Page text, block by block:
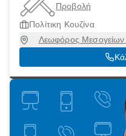
Προβολή
Πολίτικη Κουζίνα
Λεωφόρος Μεσογείων